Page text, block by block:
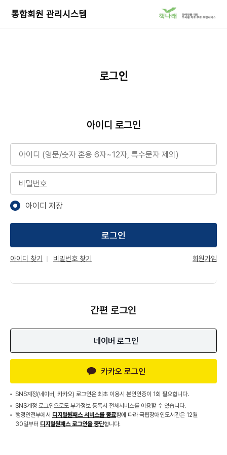
통합회원 관리시스템
책
나
로그인
아이디 로그인
아이디
비밀번호
아이디 저장
로그인
아이디 찾기 비밀번호 찾기 회원가입
간편 로그인
네이버 로그인
카카오 로그인
SNS계정(네이버, 카카오) 로그인은 최초 이용시 본인인증이 1회 필요합니다.
SNS계정 로그인으로도 부가정보 등록시 전체서비스를 이용할 수 있습니다.
행정안전부에서 디지털원패스 서비스를 종료함에 따라 국립장애인도서관은 12월
30일부터 디지털원패스 로그인을 중단합니다.